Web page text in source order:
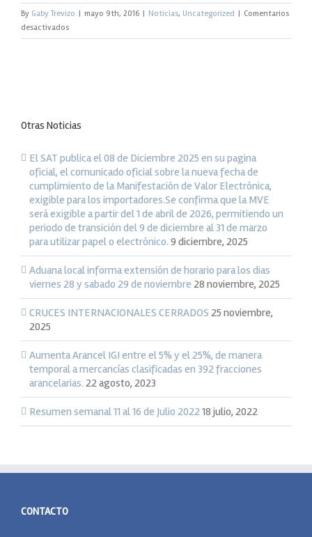
By Gaby Trevizo | mayo 9th, 2016 | Noticias, Uncategorized | Comentarios
desactivadosen
Información
al
de
2016)
Otras Noticias
El SAT publica el 08 de Diciembre 2025 en su pagina
oficial, el comunicado oficial sobre la nueva fecha de
cumplimiento de la Manifestación de Valor Electrónica,
exigible para los importadores.Se confirma que la MVE
será exigible a partir del 1 de abril de 2026, permitiendo un
periodo de transición del 9 de diciembre al 31 de marzo
para utilizar papel o electrónico. 9 diciembre, 2025
Aduana local informa extensión de horario para los dias
viernes 28 y sabado 29 de noviembre 28 noviembre, 2025
CRUCES INTERNACIONALES CERRADOS 25 noviembre,
2025
Aumenta Arancel IGI entre el 5% y el 25%, de manera
temporal a mercancías clasificadas en 392 fracciones
arancelarias. 22 agosto, 2023
Resumen semanal 11 al 16 de Julio 202218 julio, 2022
CONTACTO